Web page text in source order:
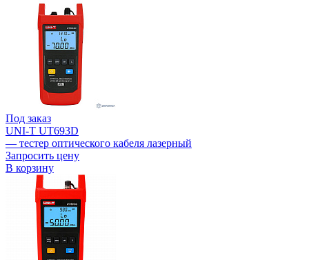
Под заказ
UNI-T UT693D
— тестер оптического кабеля лазерный
Запросить цену
В корзину